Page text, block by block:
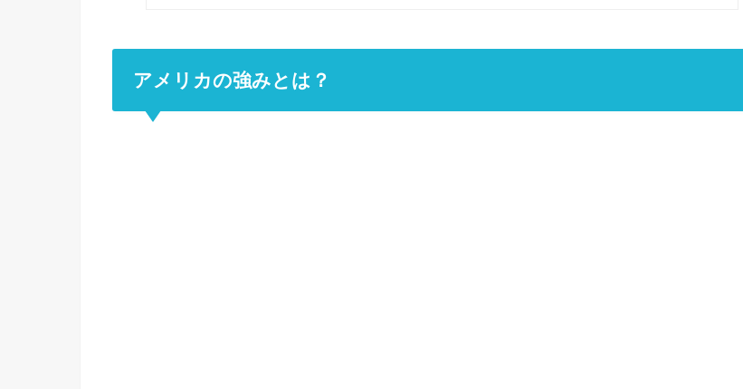
アメリカの強みとは？